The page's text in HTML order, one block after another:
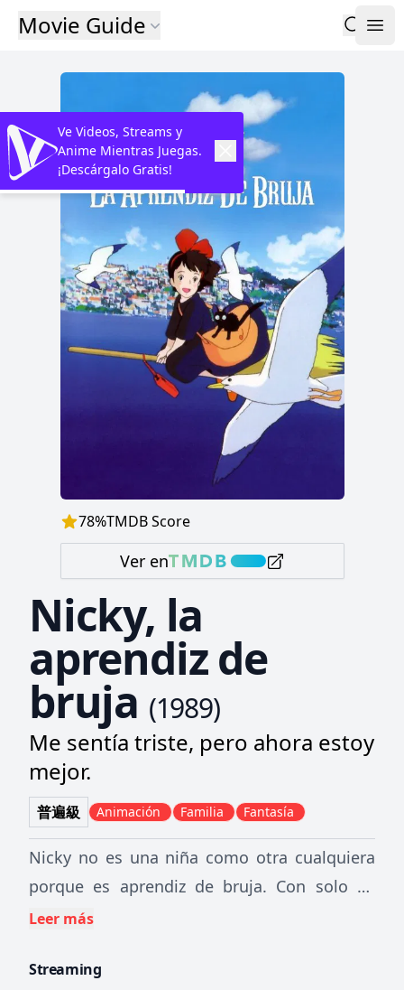
Movie Guide
78%TMDB Score
Ver en
Nicky, la
aprendiz de
bruja (1989)
Me sentía triste, pero ahora estoy
mejor.
普遍級 Animación Familia Fantasía
Nicky no es una niña como otra cualquiera
porque es aprendiz de bruja. Con solo 13
años y por tradición del oficio que está
casa de sus padres y buscar algún sitio
Leer más
Streaming
Ve Videos, Streams y
Anime Mientras Juegas.
¡Descárgalo Gratis!